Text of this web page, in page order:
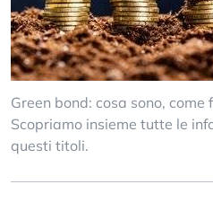
Green bond: cosa sono,
Scopriamo insieme tutte le
questi titoli.